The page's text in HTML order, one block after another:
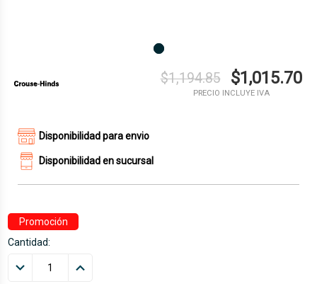
$1,194.85 $1,015.70
PRECIO INCLUYE IVA
Disponibilidad para envio
Disponibilidad en sucursal
Promoción
Cantidad: